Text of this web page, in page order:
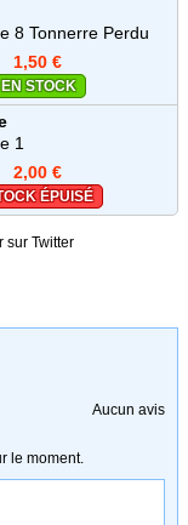
8 Tonnerre Perdu
1,50 €
EN STOCK
1
2,00 €
ÉPUISÉ
sur Twitter
Aucun avis
le moment.